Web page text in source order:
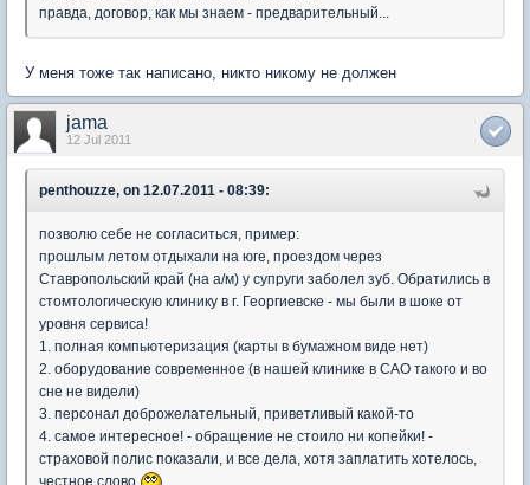
правда, договор, как мы знаем - предварительный...
У меня тоже так написано, никто никому не должен
jama
12 Jul 2011
penthouzze, on 12.07.2011 - 08:39:
позволю себе не согласиться, пример:
прошлым летом отдыхали на юге, проездом через
Ставропольский край (на а/м) у супруги заболел зуб. Обратились в
стомтологическую клинику в г. Георгиевске - мы были в шоке от
уровня сервиса!
1. полная компьютеризация (карты в бумажном виде нет)
2. оборудование современное (в нашей клинике в САО такого и во
сне не видели)
3. персонал доброжелательный, приветливый какой-то
4. самое интересное! - обращение не стоило ни копейки! -
страховой полис показали, и все дела, хотя заплатить хотелось,
честное слово